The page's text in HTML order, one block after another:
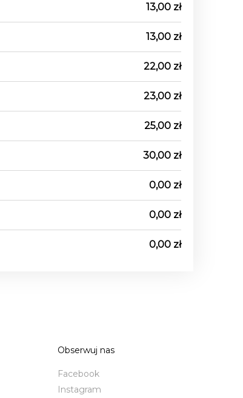
13,00 zł
13,00 zł
22,00 zł
23,00 zł
25,00 zł
30,00 zł
0,00 zł
0,00 zł
0,00 zł
Obserwuj nas
Facebook
Instagram